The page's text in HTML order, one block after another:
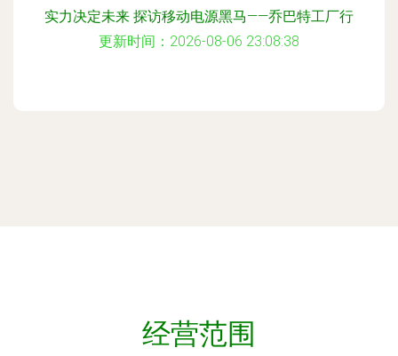
实力决定未来 探访移动电源黑马——乔巴特工厂行
更新时间：2026-08-06 23:08:38
经营范围